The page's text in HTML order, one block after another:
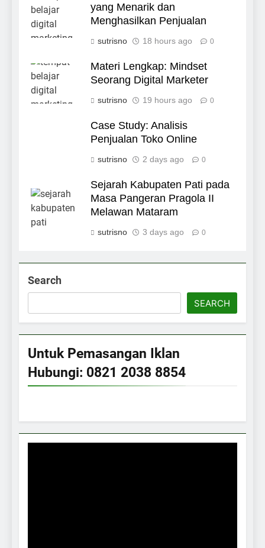
yang Menarik dan
Menghasilkan Penjualan
sutrisno 18 hours ago 0
Materi Lengkap: Mindset
Seorang Digital Marketer
sutrisno 19 hours ago 0
Case Study: Analisis
Penjualan Toko Online
sutrisno 2 days ago 0
Sejarah Kabupaten Pati pada
Masa Pangeran Pragola II
Melawan Mataram
sutrisno 3 days ago 0
Search
SEARCH
Untuk Pemasangan Iklan
Hubungi: 0821 2038 8854